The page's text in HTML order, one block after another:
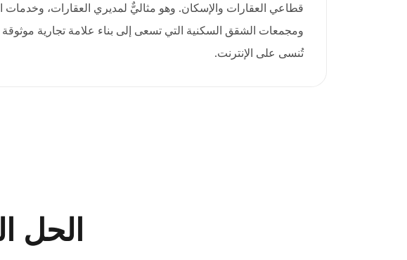
قطاعي العقارات والإسكان. وهو مثاليٌّ لمديري العقارات، وخدمات
ومجمعات الشقق السكنية التي تسعى إلى بناء علامة تجارية موثوقة
تُنسى على الإنترنت.
الحل